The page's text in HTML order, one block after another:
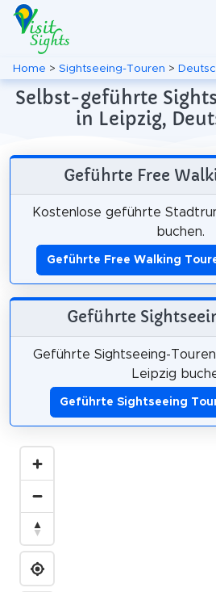
Home > Sightseeing-Touren >
Selbst-geführte
in Leipzig,
Geführte Free
Kostenlose geführte
buchen.
Geführte Free Walking
Geführte
Geführte Sightseeing-
Leipzig
Geführte Sightseeing